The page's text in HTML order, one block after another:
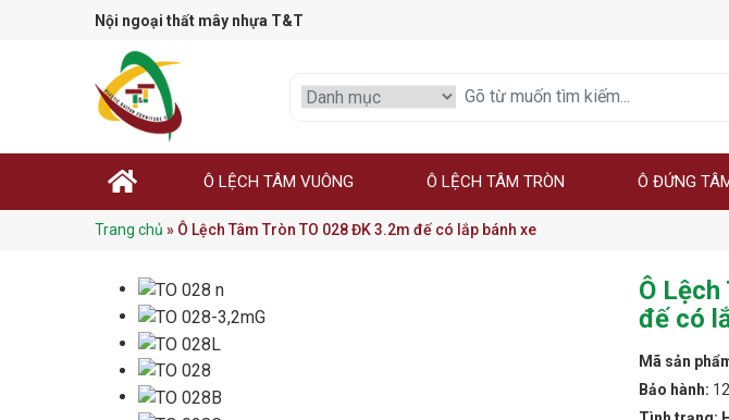
Nội ngoại thất mây nhựa T&T
Ô LỆCH TÂM VUÔNG Ô LỆCH TÂM TRÒN Ô ĐỨNG
Trang chủ » Ô Lệch Tâm Tròn TO 028 ĐK 3.2m đế có lắp bánh xe
Ô
đế có
Mã sản
Bảo hành: